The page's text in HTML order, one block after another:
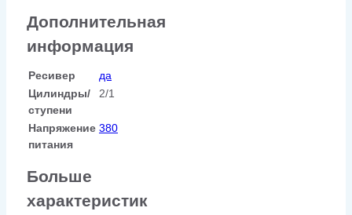
Дополнительная
информация
Ресивер
да
Цилиндры/
ступени
2/1
Напряжение
питания
380
Больше
характеристик